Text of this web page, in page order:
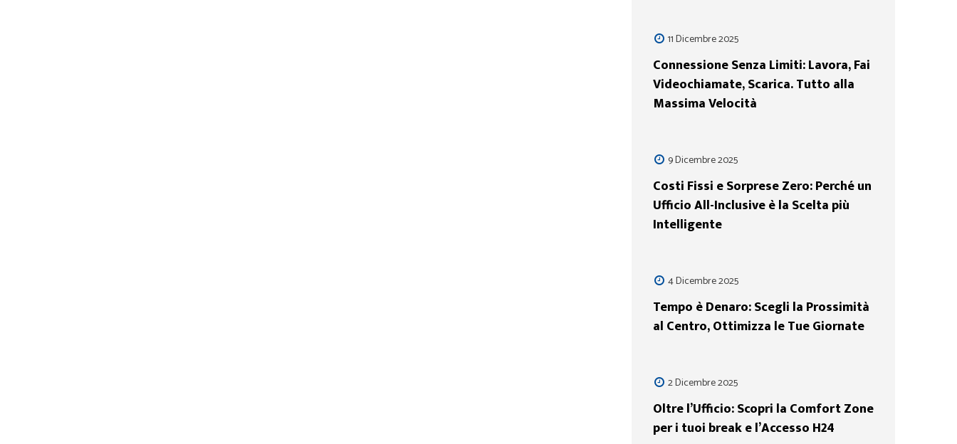
11 Dicembre 2025
Connessione Senza Limiti: Lavora, Fai
Videochiamate, Scarica. Tutto alla
Massima Velocità
9 Dicembre 2025
Costi Fissi e Sorprese Zero: Perché un
Ufficio All-Inclusive è la Scelta più
Intelligente
4 Dicembre 2025
Tempo è Denaro: Scegli la Prossimità
al Centro, Ottimizza le Tue Giornate
2 Dicembre 2025
Oltre l’Ufficio: Scopri la Comfort Zone
per i tuoi break e l’Accesso H24